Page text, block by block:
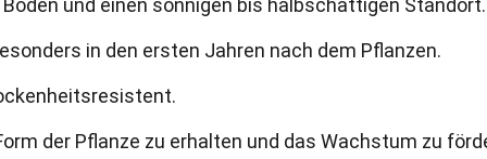
und einen sonnigen bis halbschattigen Standort.
in den ersten Jahren nach dem Pflanzen.
der Pflanze zu erhalten und das Wachstum zu